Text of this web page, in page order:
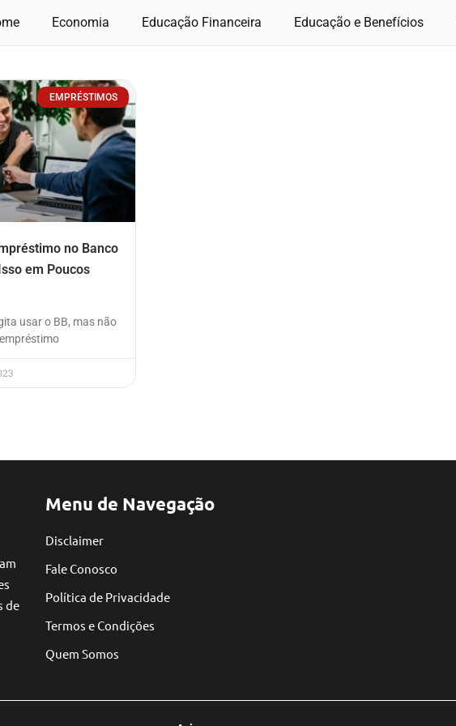
Economia Educação Financeira Educação e Benefícios
EMPRÉSTIMOS
no Banco
em Poucos
usar o BB, mas não
de
Menu de Navegação
Disclaimer
Fale Conosco
Política de Privacidade
Termos e Condições
Quem Somos